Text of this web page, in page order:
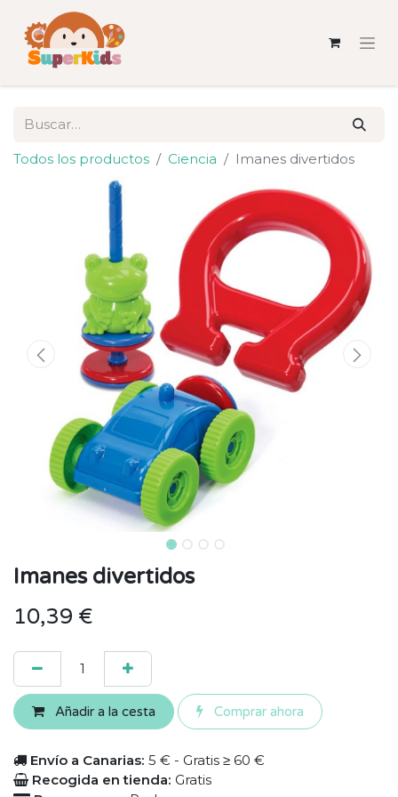
Todos los productos Ciencia Imanes divertidos
Imanes divertidos
10,39 €
Añadir a la cesta Comprar ahora
Envío a Canarias: 5 € - Gratis ≥ 60 €
Recogida en tienda: Gratis